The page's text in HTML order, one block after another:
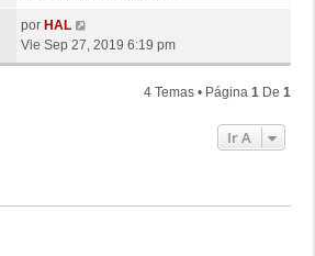
por HAL
Vie Sep 27, 2019 6:19 pm
4 Temas • Página 1 De 1
Ir A